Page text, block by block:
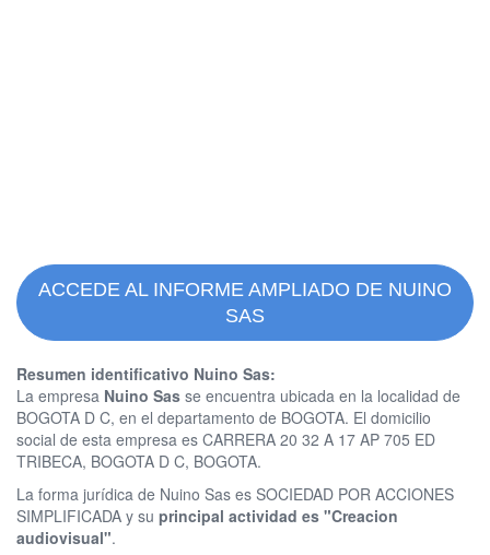
ACCEDE AL INFORME AMPLIADO DE NUINO
SAS
Resumen identificativo Nuino Sas:
La empresa Nuino Sas se encuentra ubicada en la localidad de
BOGOTA D C, en el departamento de BOGOTA. El domicilio
social de esta empresa es CARRERA 20 32 A 17 AP 705 ED
TRIBECA, BOGOTA D C, BOGOTA.
La forma jurídica de Nuino Sas es SOCIEDAD POR ACCIONES
SIMPLIFICADA y su principal actividad es "Creacion
audiovisual".